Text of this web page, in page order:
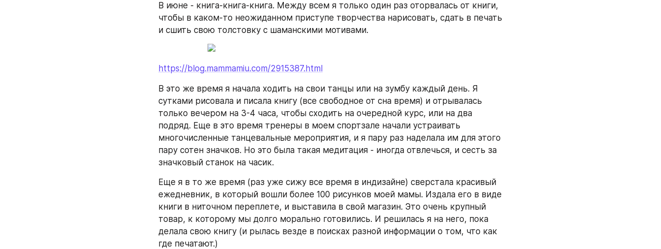
В июне - книга-книга-книга. Между всем я только один раз оторвалась от книги,
чтобы в каком-то неожиданном приступе творчества нарисовать, сдать в печать
и сшить свою толстовку с шаманскими мотивами.
https://blog.mammamiu.com/2915387.html
В это же время я начала ходить на свои танцы или на зумбу каждый день. Я
сутками рисовала и писала книгу (все свободное от сна время) и отрывалась
только вечером на 3-4 часа, чтобы сходить на очередной курс, или на два
подряд. Еще в это время тренеры в моем спортзале начали устраивать
многочисленные танцевальные мероприятия, и я пару раз наделала им для этого
пару сотен значков. Но это была такая медитация - иногда отвлечься, и сесть за
значковый станок на часик.
Еще я в то же время (раз уже сижу все время в индизайне) сверстала красивый
ежедневник, в который вошли более 100 рисунков моей мамы. Издала его в виде
книги в ниточном переплете, и выставила в свой магазин. Это очень крупный
товар, к которому мы долго морально готовились. И решилась я на него, пока
делала свою книгу (и рылась везде в поисках разной информации о том, что как
где печатают.)